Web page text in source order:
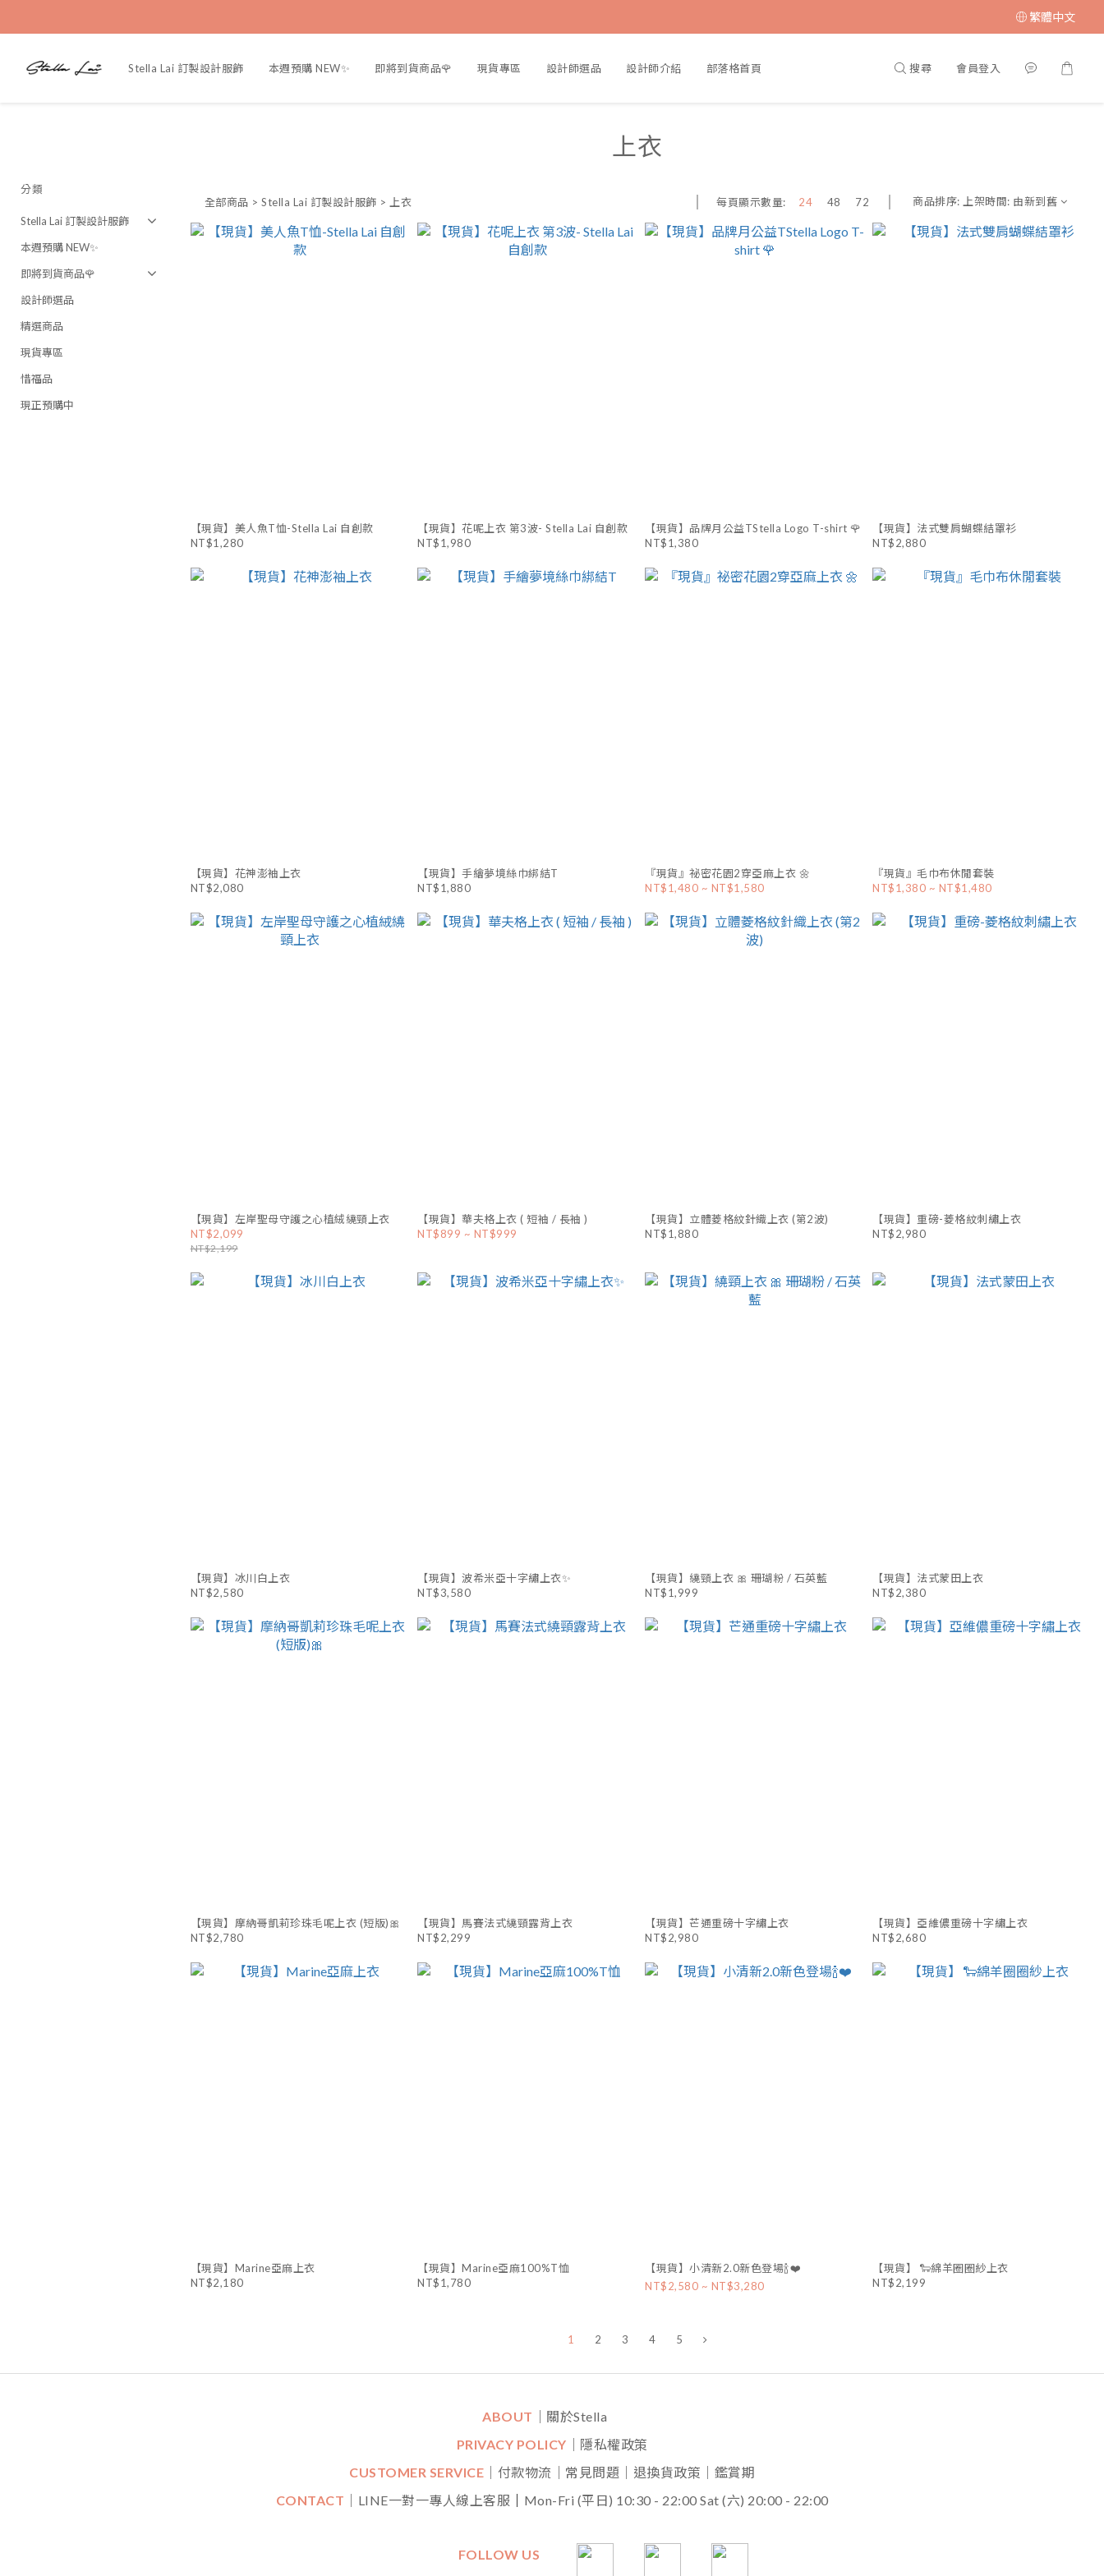
繁體中文
Stella Lai 訂製設計服飾 本週預購 NEW✨ 即將到貨商品🌹 現貨專區 設計師選品 設計師介紹 部落格首頁 搜尋 會員登入
分類
Stella Lai 訂製設計服飾
本週預購 NEW✨
即將到貨商品🌹
設計師選品
精選商品
現貨專區
惜福品
現正預購中
上衣
全部商品 >Stella Lai 訂製設計服飾 > 上衣 每頁顯示數量: 24 48 72 商品排序: 上架時間: 由新到舊
【現貨】美人魚T恤-Stella Lai 自創款
NT$1,280
【現貨】花呢上衣 第3波- Stella Lai 自創款
NT$1,980
【現貨】品牌月公益TStella Logo T-shirt 🌹
NT$1,380
【現貨】法式雙肩蝴蝶結罩衫
NT$2,880
【現貨】花神澎袖上衣
NT$2,080
【現貨】手繪夢境絲巾綁結T
NT$1,880
『現貨』祕密花園2穿亞麻上衣 🌼
NT$1,480 ~ NT$1,580
『現貨』毛巾布休閒套裝
NT$1,380 ~ NT$1,480
【現貨】左岸聖母守護之心植絨繞頸上衣
NT$2,099
NT$2,199
【現貨】華夫格上衣 ( 短袖 / 長袖 )
NT$899 ~ NT$999
【現貨】立體菱格紋針織上衣 (第2波)
NT$1,880
【現貨】重磅-菱格紋刺繡上衣
NT$2,980
【現貨】冰川白上衣
NT$2,580
【現貨】波希米亞十字繡上衣✨
NT$3,580
【現貨】繞頸上衣 🎀 珊瑚粉 / 石英藍
NT$1,999
【現貨】法式蒙田上衣
NT$2,380
【現貨】摩納哥凱莉珍珠毛呢上衣 (短版)🎀
NT$2,780
【現貨】馬賽法式繞頸露背上衣
NT$2,299
【現貨】芒通重磅十字繡上衣
NT$2,980
【現貨】亞維儂重磅十字繡上衣
NT$2,680
【現貨】Marine亞麻上衣
NT$2,180
【現貨】Marine亞麻100%T恤
NT$1,780
【現貨】小清新2.0新色登場🍾❤️
NT$2,580 ~ NT$3,280
【現貨】 🐑綿羊圈圈紗上衣
NT$2,199
1 2 3 4 5
ABOUT ｜關於Stella
PRIVACY POLICY ｜隱私權政策
CUSTOMER SERVICE ｜付款物流｜常見問題｜退換貨政策｜鑑賞期
CONTACT ｜LINE一對一專人線上客服 Mon-Fri (平日) 10:30 - 22:00 Sat (六) 20:00 - 22:00
FOLLOW US